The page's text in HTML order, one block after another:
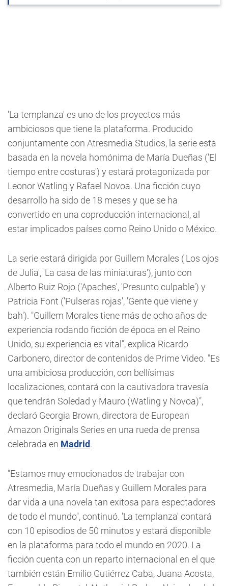
'La templanza' es uno de los proyectos más
ambiciosos que tiene la plataforma. Producido
conjuntamente con Atresmedia Studios, la serie está
basada en la novela homónima de María Dueñas ('El
tiempo entre costuras') y estará protagonizada por
Leonor Watling y Rafael Novoa. Una ficción cuyo
desarrollo ha sido de 18 meses y que se ha
convertido en una coproducción internacional, al
estar implicados países como Reino Unido o México.
La serie estará dirigida por Guillem Morales ('Los ojos
de Julia', 'La casa de las miniaturas'), junto con
Alberto Ruiz Rojo ('Apaches', 'Presunto culpable') y
Patricia Font ('Pulseras rojas', 'Gente que viene y
bah'). "Guillem Morales tiene más de ocho años de
experiencia rodando ficción de época en el Reino
Unido, su experiencia es vital", explica Ricardo
Carbonero, director de contenidos de Prime Video. "Es
una ambiciosa producción, con bellísimas
localizaciones, contará con la cautivadora travesía
que tendrán Soledad y Mauro (Watling y Novoa)",
declaró Georgia Brown, directora de European
Amazon Originals Series en una rueda de prensa
celebrada en Madrid.
"Estamos muy emocionados de trabajar con
Atresmedia, María Dueñas y Guillem Morales para
dar vida a una novela tan exitosa para espectadores
de todo el mundo", continuó. 'La templanza' contará
con 10 episodios de 50 minutos y estará disponible
en la plataforma para todo el mundo en 2020. La
ficción cuenta con un reparto internacional en el que
también están Emilio Gutiérrez Caba, Juana Acosta,